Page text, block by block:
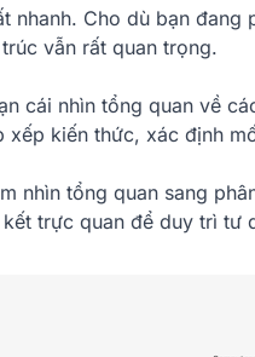
nhanh. Cho dù bạn
vẫn rất quan trọng.
cái nhìn tổng quan về
kiến thức, xác định
nhìn tổng quan sang
trực quan để duy trì